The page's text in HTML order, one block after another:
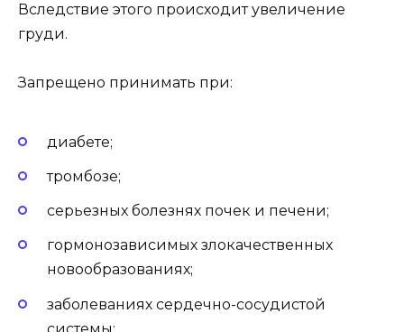
Вследствие этого происходит увеличение
груди.
Запрещено принимать при:
диабете;
тромбозе;
серьезных болезнях почек и печени;
гормонозависимых злокачественных
новообразованиях;
заболеваниях сердечно-сосудистой
системы;